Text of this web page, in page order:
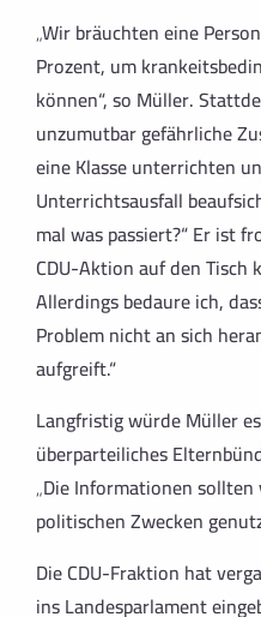
„Wir bräuchten eine
Prozent, um
können“, so Müller.
unzumutbar gefährliche
eine Klasse unterrichten
Unterrichtsausfall
mal was passiert?“ Er ist
CDU-Aktion auf den Tisch
Allerdings bedaure ich,
Problem nicht an sich
aufgreift.“
Langfristig würde Müller
überparteiliches
„Die Informationen
politischen Zwecken
Die CDU-Fraktion hat
ins Landesparlament